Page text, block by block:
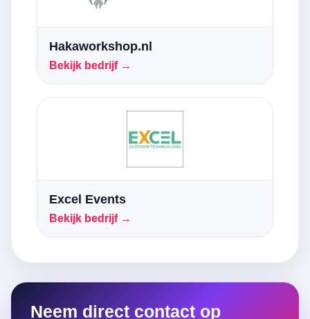
Hakaworkshop.nl
Bekijk bedrijf →
Excel Events
Bekijk bedrijf →
Neem direct contact op